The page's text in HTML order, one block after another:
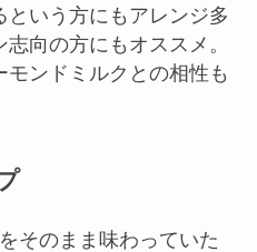
いう方にもアレンジ多
向の方にもオススメ。
ンドミルクとの相性も
そのまま味わっていた